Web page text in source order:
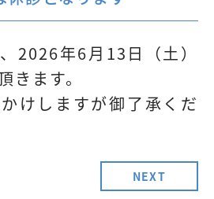
2026年6月13日（土）
きます。
けしますが御了承くだ
NEXT